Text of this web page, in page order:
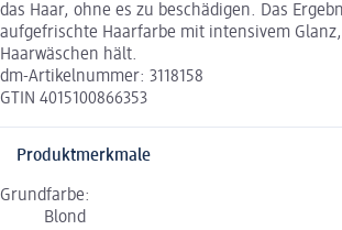
das Haar, ohne es zu beschädigen. Das
aufgefrischte Haarfarbe mit intensivem
Haarwäschen hält.
dm-Artikelnummer: 3118158
GTIN 4015100866353
Produktmerkmale
Grundfarbe:
Blond